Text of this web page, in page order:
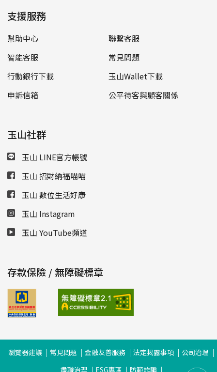
支援服務
幫助中心
聯繫客服
智能客服
常見問題
行動銀行下載
玉山Wallet下載
申訴信箱
公平待客與顧客關係
玉山社群
玉山 LINE官方帳號
玉山 招財納福喵喵
玉山 數位生活好康
玉山 Instagram
玉山 YouTube頻道
存款保險 / 無障礙標章
瀏覽器建議 常見問題 金融友善服務 法定揭露事項
公司治理
盡職治理
ESG專區 防範詐騙